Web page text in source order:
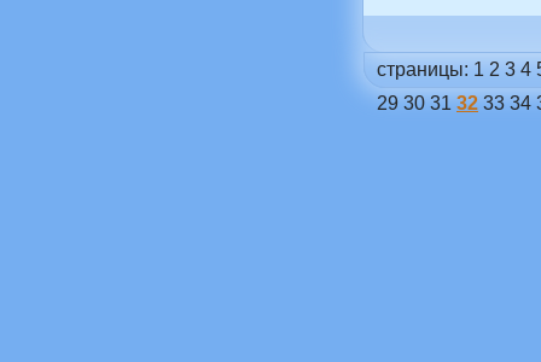
страницы: 1 2 3 4
29 30 31 32 33 34